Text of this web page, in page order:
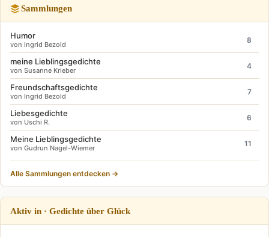
Sammlungen
Humor
von Ingrid Bezold
8
meine Lieblingsgedichte
von Susanne Krieber
4
Freundschaftsgedichte
von Ingrid Bezold
7
Liebesgedichte
von Uschi R.
6
Meine Lieblingsgedichte
von Gudrun Nagel-Wiemer
11
Alle Sammlungen entdecken →
Aktiv in · Gedichte über Glück